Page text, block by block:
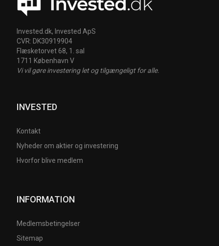
Invested.dk, Invested ApS
CVR: DK30919904
Flæsketorvet 68, 1. sal
1711 København V
Vi vil gøre investering let og tilgængeligt for alle.
INVESTED
Kontakt
Nyheder om aktier og investering
Hvorfor blive medlem
INFORMATION
Medlemsbetingelser
Sitemap